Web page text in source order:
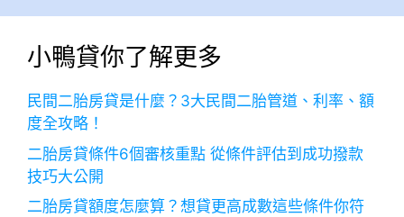
小鴨貸你了解更多
民間二胎房貸是什麼？3大民間二胎管道、利率、額
度全攻略！
二胎房貸條件6個審核重點 從條件評估到成功撥款
技巧大公開
二胎房貸額度怎麼算？想貸更高成數這些條件你符